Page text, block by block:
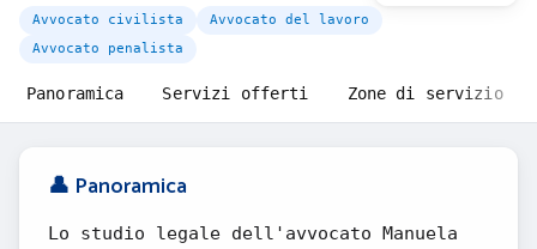
Avvocato civilista
Avvocato del lavoro
Avvocato penalista
Panoramica Servizi offerti Zone di servizio
👤 Panoramica
Lo studio legale dell'avvocato Manuela